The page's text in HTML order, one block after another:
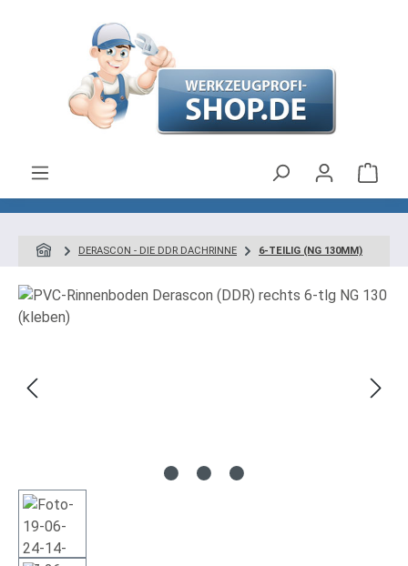
Zum Hauptinhalt springen
DERASCON - DIE DDR DACHRINNE 6-TEILIG (NG 130MM)
Bildergalerie überspringen